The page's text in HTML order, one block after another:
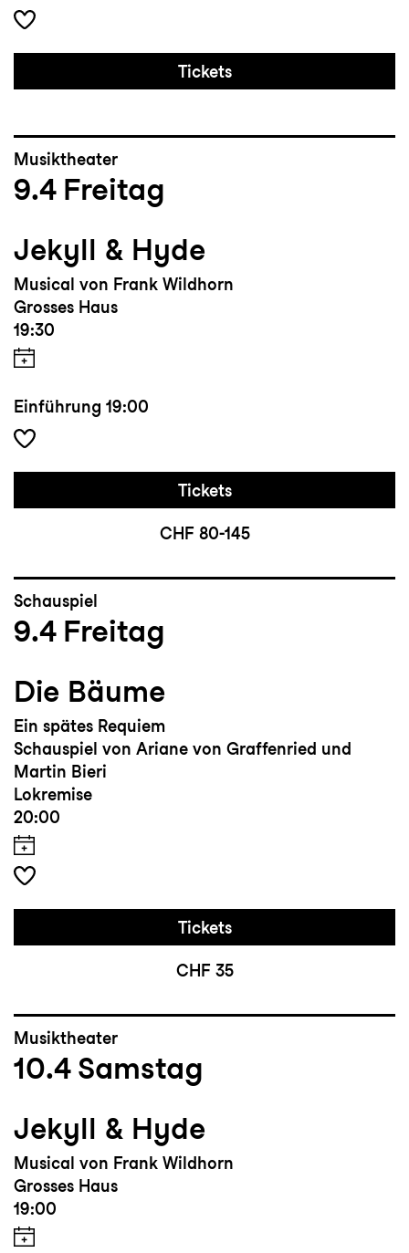
Tickets
Musiktheater
9.4 Freitag
Jekyll & Hyde
Musical von Frank Wildhorn
Grosses Haus
19:30
Einführung 19:00
Tickets
CHF 80-145
Schauspiel
9.4 Freitag
Die Bäume
Ein spätes Requiem
Schauspiel von Ariane von Graffenried und
Martin Bieri
Lokremise
20:00
Tickets
CHF 35
Musiktheater
10.4 Samstag
Jekyll & Hyde
Musical von Frank Wildhorn
Grosses Haus
19:00